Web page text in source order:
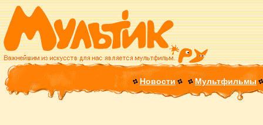
Новости Мультфильмы